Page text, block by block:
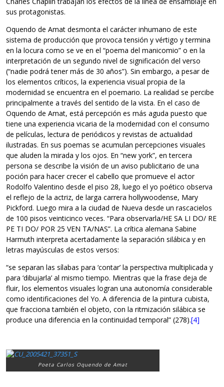
sus protagonistas.
Oquendo de Amat desmonta el carácter inhumano de este
sistema de producción que provoca tensión y vértigo y termina
en la locura como se ve en el “poema del manicomio” o en la
interpretación de un segundo nivel de significación del verso
(“nadie podrá tener más de 30 años”). Sin embargo, a pesar de
los elementos críticos, la experiencia visual propia de la
modernidad se encuentra en el poemario. La realidad se percibe
principalmente a través del sentido de la vista. En el caso de
Oquendo de Amat, está percepción es más aguda puesto que
tiene una experiencia vicaria de la modernidad con el consumo
de películas, lectura de periódicos y revistas de actualidad
ilustradas. En sus poemas se acumulan percepciones visuales
que aluden la mirada y los ojos. En “new york”, en tercera
persona se describe la visión de un aviso publicitario de una
poción para hacer crecer el cabello que promueve el actor
Rodolfo Valentino desde el piso 28, luego el yo poético observa
el reflejo de la actriz, de larga carrera hollywoodense, Mary
Pickford. Luego mira a la ciudad de Nueva desde un rascacielos
de 100 pisos veinticinco veces. “Para observarla/HE SA LI DO/ RE
PE TI DO/ POR 25 VEN TA/NAS”. La crítica alemana Sabine
Harmuth interpreta acertadamente la separación silábica y en
letras mayúsculas de estos versos:
“se separan las sílabas para ‘contar’ la perspectiva multiplicada y
para ‘dibujarla’ al mismo tiempo. Mientras que la frase deja de
fluir, los elementos visuales logran una autonomía considerable
como identificaciones del Yo. A diferencia de la pintura cubista,
que fracciona también el objeto, con la ritmización silábica se
produce una diferencia en la continuidad temporal” (278).[4]
Poeta Carlos Oquendo de Amat